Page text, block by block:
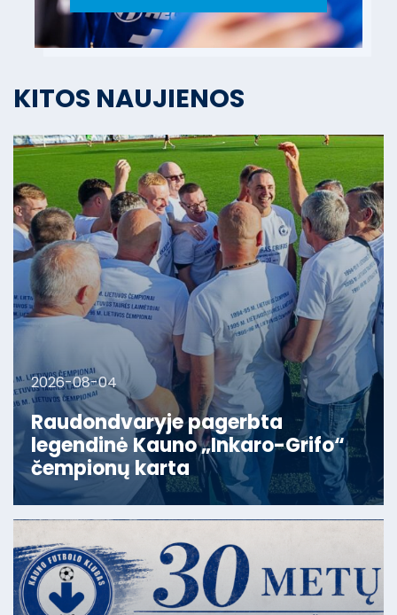
KITOS NAUJIENOS
2026-08-04
Raudondvaryje pagerbta
legendinė Kauno „Inkaro-Grifo“
čempionų karta